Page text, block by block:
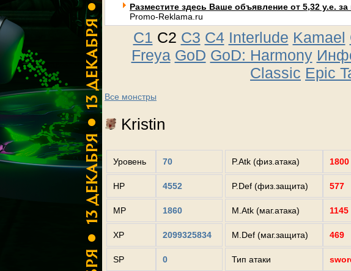
Разместите здесь Ваше объявление от 5,32 у.е. за
Promo-Reklama.ru
C1 C2 C3 C4 Interlude Kamael
Freya GoD GoD: Harmony
Classic Epic
Все монстры
Kristin
Уровень 70
HP 4552
MP 1860
XP 2099325834
SP 0
P.Atk (физ.атака) 1800
P.Def (физ.защита) 577
M.Atk (маг.атака) 1145
M.Def (маг.защита) 469
Тип атаки